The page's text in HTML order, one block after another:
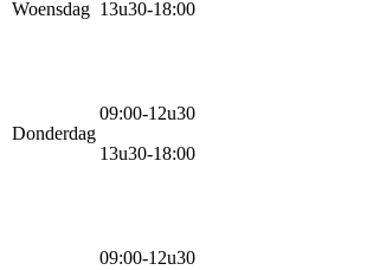
Woensdag 13u30-18:00
Donderdag
09:00-12u30
13u30-18:00
09:00-12u30